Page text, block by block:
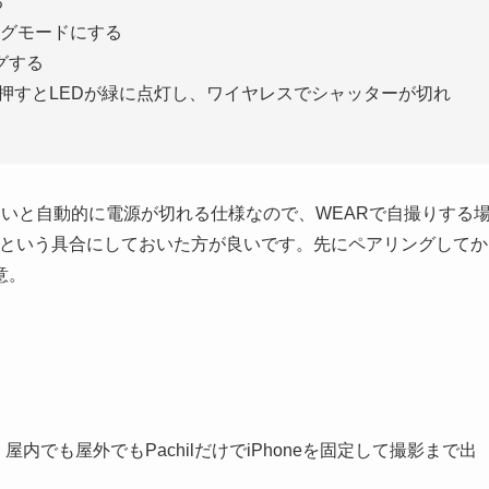
モードにする
する
すとLEDが緑に点灯し、ワイヤレスでシャッターが切れ
と自動的に電源が切れる仕様なので、WEARで自撮りする
いう具合にしておいた方が良いです。先にペアリングしてか
内でも屋外でもPachilだけでiPhoneを固定して撮影まで出